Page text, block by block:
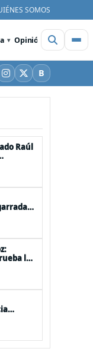
SOMOS
Opinión Videos
Instagram
X BBluesky
Raúl
los
a